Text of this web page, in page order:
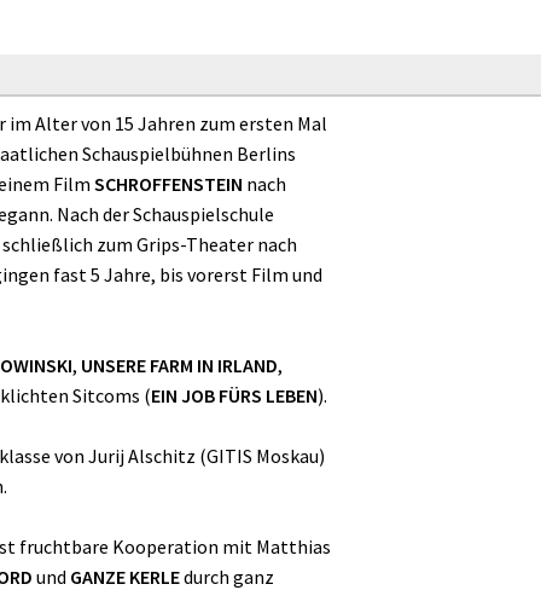
Alter von 15 Jahren zum ersten Mal
Schauspielbühnen Berlins
Film SCHROFFENSTEIN nach
Nach der Schauspielschule
zum Grips-Theater nach
fast 5 Jahre, bis vorerst Film und
, UNSERE FARM IN IRLAND,
Sitcoms (EIN JOB FÜRS LEBEN).
von Jurij Alschitz (GITIS Moskau)
fruchtbare Kooperation mit Matthias
und GANZE KERLEdurch ganz